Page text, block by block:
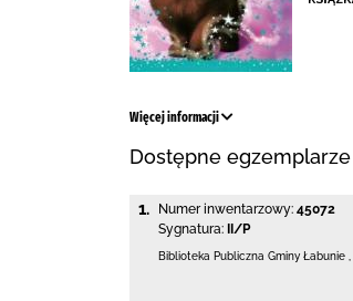
Więcej informacji
Dostępne egzemplarze
1. Numer inwentarzowy: 45072
Sygnatura:
II/P
Biblioteka Publiczna Gminy Łabunie